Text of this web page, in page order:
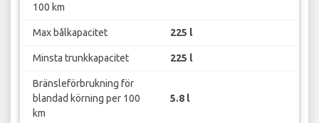
100 km
Max bålkapacitet 225 l
Minsta trunkkapacitet 225 l
Bränsleförbrukning för
blandad körning per 100
km
5.8 l